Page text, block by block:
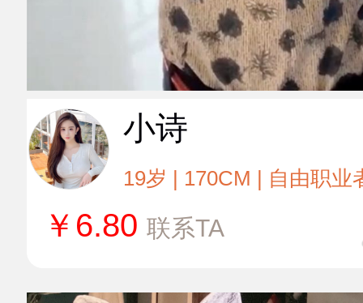
小诗
19岁 | 170CM | 自由职业
￥ 6.80 联系TA